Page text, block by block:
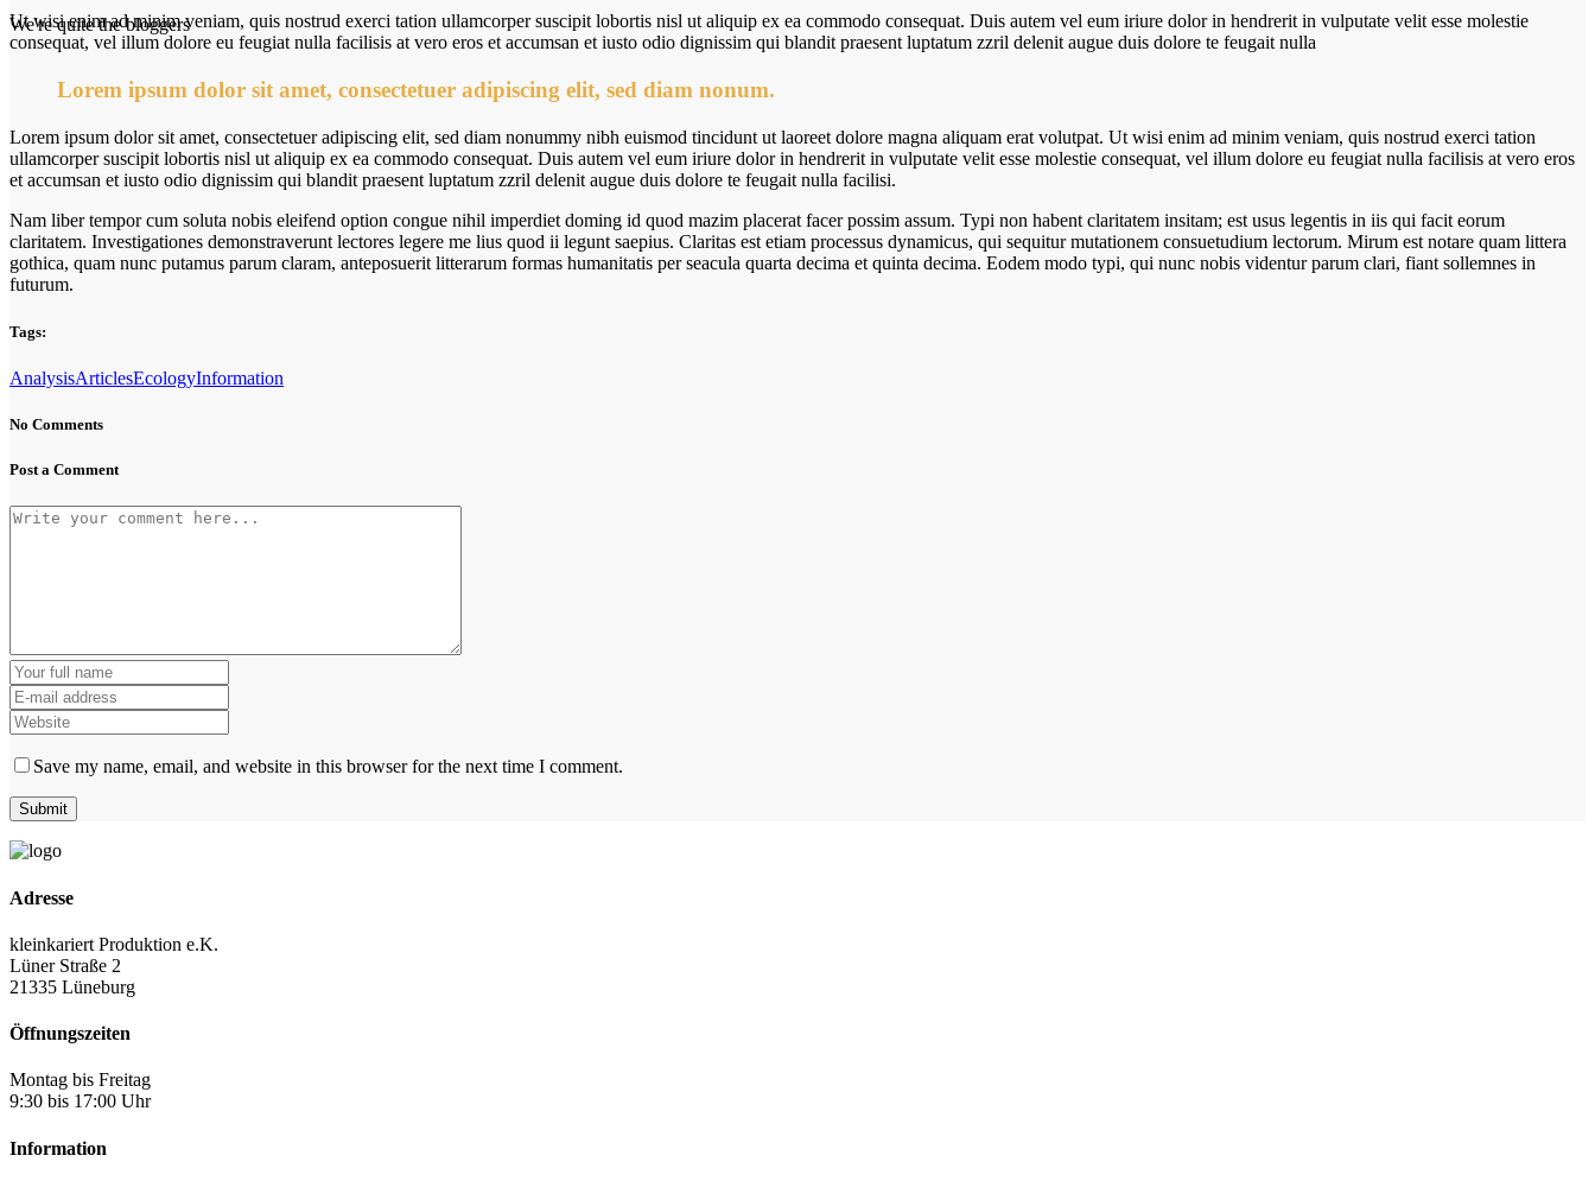
We're quite the bloggers
Ut wisi enim ad minim veniam, quis nostrud exerci tation ullamcorper suscipit lobortis nisl ut aliquip ex ea commodo consequat. Duis autem vel eum iriure dolor in hendrerit in vulputate velit esse molestie
consequat, vel illum dolore eu feugiat nulla facilisis at vero eros et accumsan et iusto odio dignissim qui blandit praesent luptatum zzril delenit augue duis dolore te feugait nulla
Lorem ipsum dolor sit amet, consectetuer adipiscing elit, sed diam nonum.
Lorem ipsum dolor sit amet, consectetuer adipiscing elit, sed diam nonummy nibh euismod tincidunt ut laoreet dolore magna aliquam erat volutpat. Ut wisi enim ad minim veniam, quis nostrud exerci tation
ullamcorper suscipit lobortis nisl ut aliquip ex ea commodo consequat. Duis autem vel eum iriure dolor in hendrerit in vulputate velit esse molestie consequat, vel illum dolore eu feugiat nulla facilisis at vero eros
et accumsan et iusto odio dignissim qui blandit praesent luptatum zzril delenit augue duis dolore te feugait nulla facilisi.
Nam liber tempor cum soluta nobis eleifend option congue nihil imperdiet doming id quod mazim placerat facer possim assum. Typi non habent claritatem insitam; est usus legentis in iis qui facit eorum
claritatem. Investigationes demonstraverunt lectores legere me lius quod ii legunt saepius. Claritas est etiam processus dynamicus, qui sequitur mutationem consuetudium lectorum. Mirum est notare quam littera
gothica, quam nunc putamus parum claram, anteposuerit litterarum formas humanitatis per seacula quarta decima et quinta decima. Eodem modo typi, qui nunc nobis videntur parum clari, fiant sollemnes in
futurum.
Tags:
AnalysisArticlesEcologyInformation
No Comments
Post a Comment
Save my name, email, and website in this browser for the next time I comment.
Adresse
kleinkariert Produktion e.K.
Lüner Straße 2
21335 Lüneburg
Öffnungszeiten
Montag bis Freitag
9:30 bis 17:00 Uhr
Information